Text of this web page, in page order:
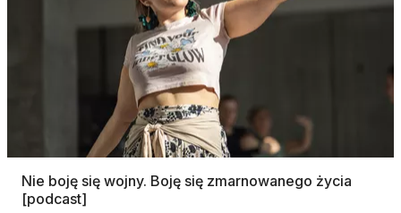
Nie boję się wojny. Boję się zmarnowanego życia
[podcast]